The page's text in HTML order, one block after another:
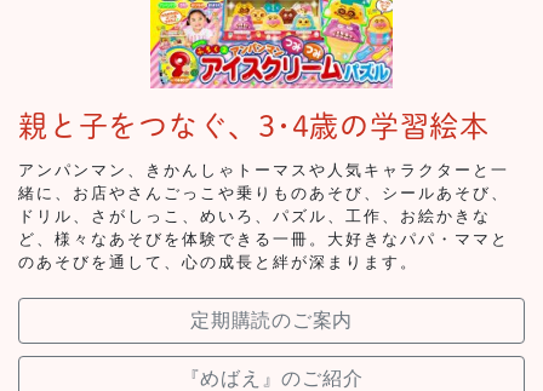
親と子をつなぐ、3･4歳の学習絵本
アンパンマン、きかんしゃトーマスや人気キャラクターと一
緒に、お店やさんごっこや乗りものあそび、シールあそび、
ドリル、さがしっこ、めいろ、パズル、工作、お絵かきな
ど、様々なあそびを体験できる一冊。大好きなパパ・ママと
のあそびを通して、心の成長と絆が深まります。
定期購読のご案内
『めばえ』のご紹介